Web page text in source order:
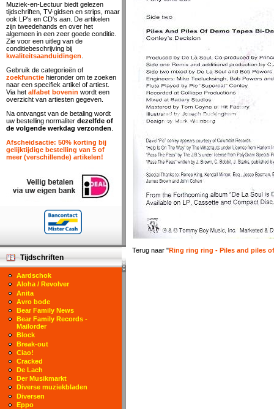
Terug naar "Ring ring ring - Piles and piles
Muziek-en-Lectuur biedt gelezen
tijdschriften, TV-gidsen en strips, maar
ook LP's en CD's aan. De artikelen
zijn tweedehands en over het
algemeen in een zeer goede conditie.
Zie voor een uitleg van de
conditiebeschrijving bij
kwaliteitsaanduidingen
Gebruik de categorieën of
zoekfunctie hieronder om te zoeken
naar een specifiek artikel of artiest.
Via het alfabet bovenin wordt een
overzicht van artiesten gegeven.
Na ontvangst van de betaling wordt
uw bestelling normaliter dezelfde of
de volgende werkdag verzonden
Afscheidsactie: 50% korting bij
gelijktijdige bestelling van 5 of
meer (verschillende) artikelen!
Tijdschriften
Aardschok
Aloha / Revolver
Anita
Avro bode
Bear Family News
Bear Family Records -
Mailorder
Block
Break-out
Ciao!
Cracked
De Lach
Der Musikmarkt
Diverse muziekbladen
Diversen
Eppo